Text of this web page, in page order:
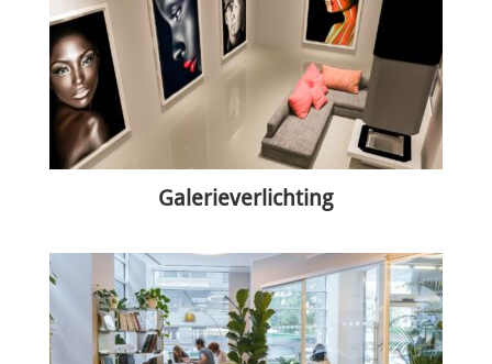
Galerieverlichting